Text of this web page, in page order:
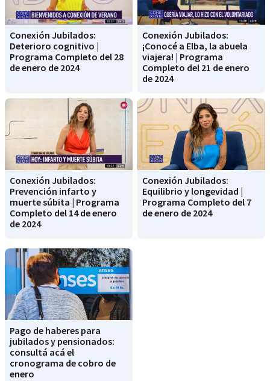
Conexión Jubilados:
Deterioro cognitivo |
Programa Completo del 28
de enero de 2024
Conexión Jubilados:
¡Conocé a Elba, la abuela
viajera! | Programa
Completo del 21 de enero
de 2024
Conexión Jubilados:
Prevención infarto y
muerte súbita | Programa
Completo del 14 de enero
de 2024
Conexión Jubilados:
Equilibrio y longevidad |
Programa Completo del 7
de enero de 2024
Pago de haberes para
jubilados y pensionados:
consultá acá el
cronograma de cobro de
enero